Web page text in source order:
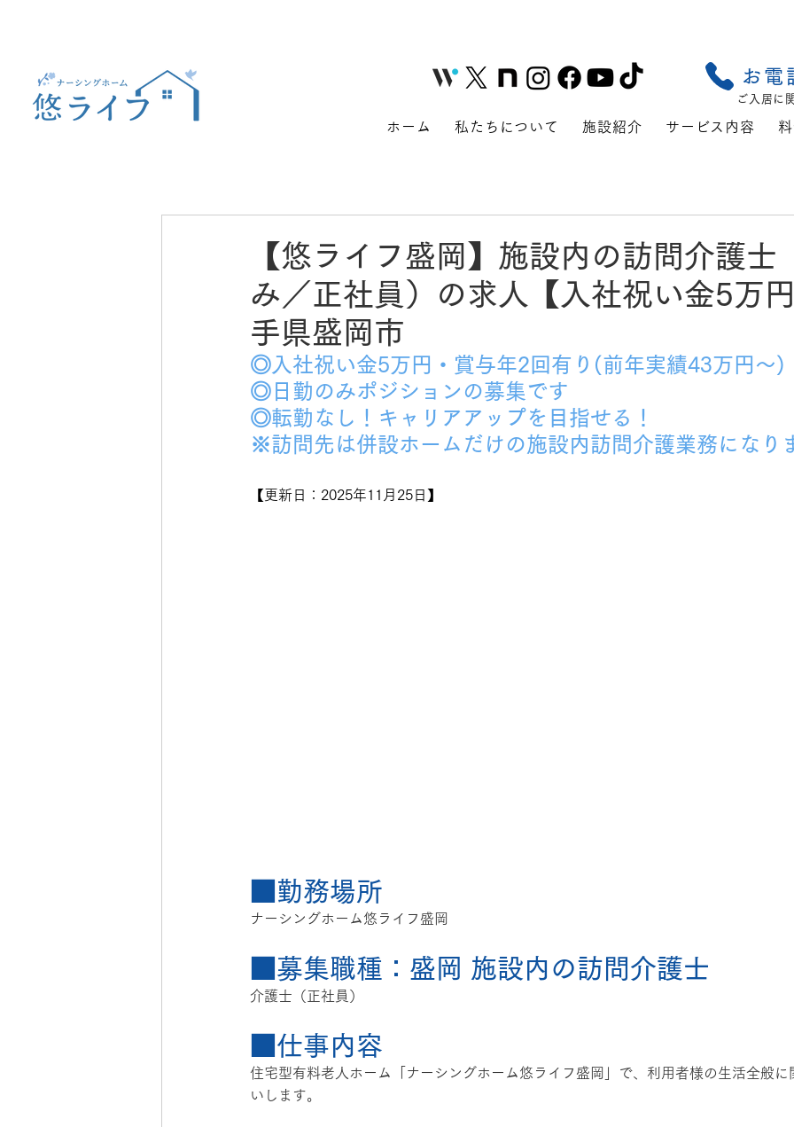
ご入居に
お電
ホーム 私たちについて 施設紹介 サービス内容
【悠ライフ盛岡】施設内の訪問介護士
み／正社員）の求人【入社祝い金5万
手県盛岡市
◎入社祝い金5万円・賞与年2回有り(前年実績43万円～)
◎日勤のみポジションの募集です
◎転勤なし！キャリアアップを目指せる！
※訪問先は併設ホームだけの施設内訪問介護業務になり
【更新日：2025年11月25日】
■勤務場所
ナーシングホーム悠ライフ盛岡
■募集職種：盛岡 施設内の訪問 介護士
介護士（正社員）
■仕事内容
住宅型有料老人ホーム「ナーシングホーム悠ライフ盛岡」で、利用者様の生活全般に
いします。